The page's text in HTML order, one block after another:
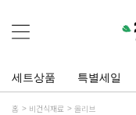
세트상품 특별세일
홈 비건식재료 올리브